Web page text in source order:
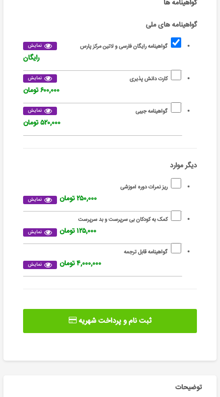
گواهینامه ها
گواهینامه های ملی
گواهینامه رایگان فارسی و لاتین مرکز پارس نمایش
رایگان
کارت دانش پذیری نمایش
۶۰۰,۰۰۰ تومان
گواهینامه جیبی نمایش
۵۲۰,۰۰۰ تومان
دیگر موارد
ریز نمرات دوره آموزشی
نمایش ۲۵۰,۰۰۰ تومان
کمک به کودکان بی سرپرست و بد سرپرست
نمایش ۱۲۵,۰۰۰ تومان
گواهینامه قابل ترجمه
نمایش ۴,۰۰۰,۰۰۰ تومان
ثبت نام و پرداخت شهریه
توضیحات